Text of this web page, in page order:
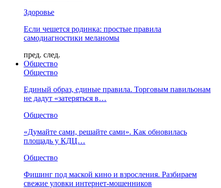
Здоровье
Если чешется родинка: простые правила
самодиагностики меланомы
пред. след.
Общество
Общество
Единый образ, единые правила. Торговым павильонам
не дадут «затеряться в…
Общество
«Думайте сами, решайте сами». Как обновилась
площадь у КДЦ…
Общество
Фишинг под маской кино и взросления. Разбираем
свежие уловки интернет-мошенников